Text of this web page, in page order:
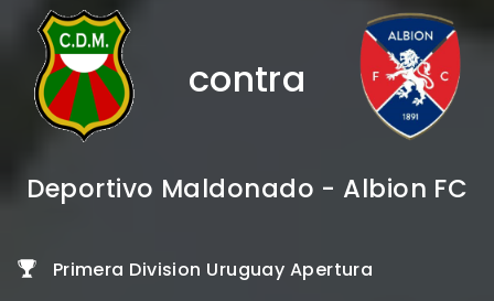
contra
Deportivo Maldonado - Albion FC
Primera Division Uruguay Apertura